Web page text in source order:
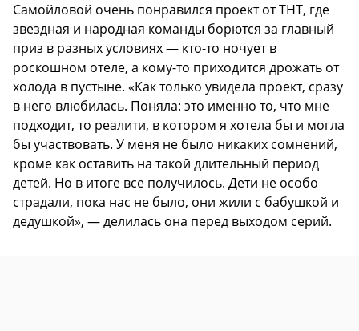
Самойловой очень понравился проект от ТНТ, где
звездная и народная команды борются за главный
приз в разных условиях — кто-то ночует в
роскошном отеле, а кому-то приходится дрожать от
холода в пустыне. «Как только увидела проект, сразу
в него влюбилась. Поняла: это именно то, что мне
подходит, то реалити, в котором я хотела бы и могла
бы участвовать. У меня не было никаких сомнений,
кроме как оставить на такой длительный период
детей. Но в итоге все получилось. Дети не особо
страдали, пока нас не было, они жили с бабушкой и
дедушкой», — делилась она перед выходом серий.